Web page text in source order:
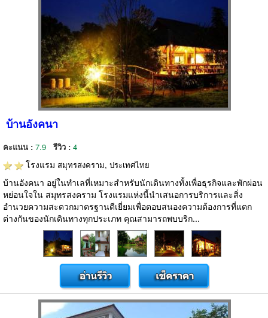
บ้านอังคนา
คะแนน : 7.9 รีวิว : 4
โรงแรม สมุทรสงคราม, ประเทศไทย
บ้านอังคนา อยู่ในทำเลที่เหมาะสำหรับนักเดินทางทั้งเพื่อธุรกิจและพักผ่อน
หย่อนใจใน สมุทรสงคราม โรงแรมแห่งนี้นำเสนอการบริการและสิ่ง
อำนวยความสะดวกมาตรฐานดีเยี่ยมเพื่อตอบสนองความต้องการที่แตก
ต่างกันของนักเดินทางทุกประเภท คุณสามารถพบบริก...